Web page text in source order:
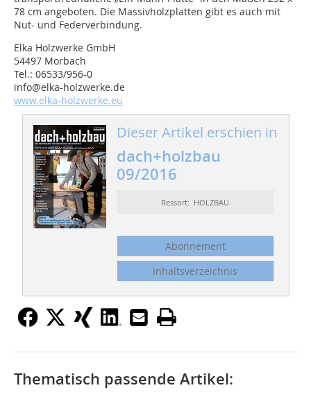
78 cm angeboten. Die Massivholzplatten gibt es auch mit
Nut- und Federverbindung.
Elka Holzwerke GmbH
54497 Morbach
Tel.: 06533/956-0
info@elka-holzwerke.de
www.elka-holzwerke.eu
Dieser Artikel erschien in
dach+holzbau
09/2016
Ressort: HOLZBAU
Abonnement
Inhaltsverzeichnis
Thematisch passende Artikel: